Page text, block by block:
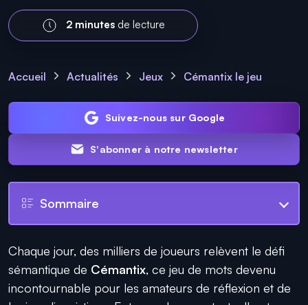
2 minutes de lecture
Accueil Actualités Jeux Cémantix le jeu
Suivez-nous sur Google
S'abonner à notre newsletter
Sommaire
Chaque jour, des milliers de joueurs relèvent le défi
sémantique de Cémantix, ce jeu de mots devenu
incontournable pour les amateurs de réflexion et de